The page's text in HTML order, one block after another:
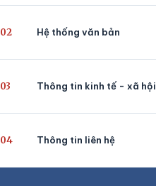
02 Hệ thống văn bản
03 Thông tin kinh tế - xã hội
04 Thông tin liên hệ